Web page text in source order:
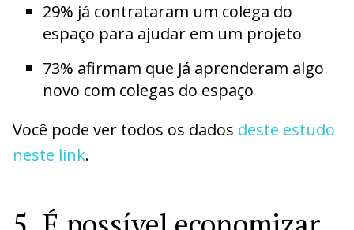
29% já contrataram um colega do
espaço para ajudar em um projeto
73% afirmam que já aprenderam algo
novo com colegas do espaço
Você pode ver todos os dados deste estudo
neste link.